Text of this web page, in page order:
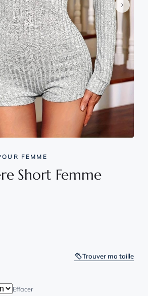
FEMME
Short Femme
Trouver ma taille
Effacer